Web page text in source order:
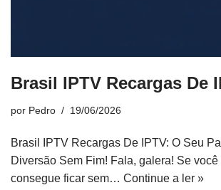
Brasil IPTV Recargas De
por Pedro 19/06/2026
Brasil IPTV Recargas De IPTV: O Seu
Diversão Sem Fim! Fala, galera! Se
consegue ficar sem… Continue a ler »